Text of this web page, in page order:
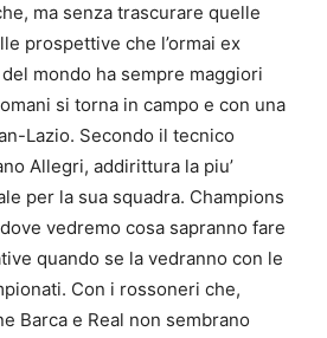
ma senza trascurare quelle
prospettive che l’ormai ex
mondo ha sempre maggiori
si torna in campo e con una
Lazio. Secondo il tecnico
Allegri, addirittura la piu’
per la sua squadra. Champions
vedremo cosa sapranno fare
quando se la vedranno con le
Con i rossoneri che,
Barca e Real non sembrano